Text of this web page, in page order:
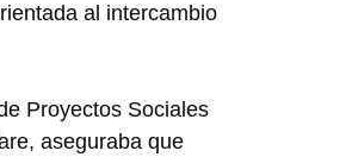
al intercambio
Proyectos Sociales
aseguraba que